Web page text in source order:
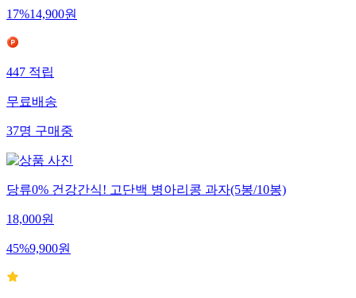
17%14,900원
447 적립
무료배송
37명 구매중
당류0% 건강간식! 고단백 병아리콩 과자(5봉/10봉)
18,000원
45%9,900원